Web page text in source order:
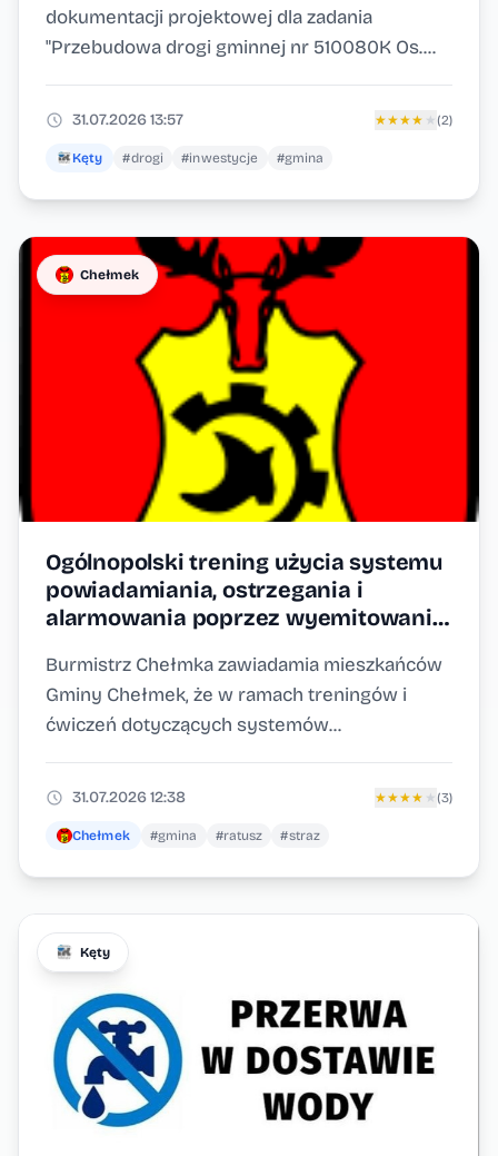
dokumentacji projektowej dla zadania
"Przebudowa drogi gminnej nr 510080K Os....
31.07.2026 13:57 ★★★★ ★ (2)
Kęty #drogi #inwestycje #gmina
Chełmek
Ogólnopolski trening użycia systemu
powiadamiania, ostrzegania i
alarmowania poprzez wyemitowanie
alarmowych.
Burmistrz Chełmka zawiadamia mieszkańców
Gminy Chełmek, że w ramach treningów i
ćwiczeń dotyczących systemów...
31.07.2026 12:38 ★★★★ ★ (3)
Chełmek #gmina #ratusz #straz
Kęty